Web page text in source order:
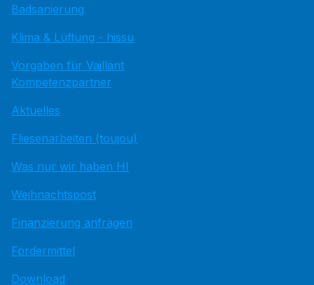
Badsanierung
Klima & Lüftung - hissu
Vorgaben für Vaillant
Kompetenzpartner
Aktuelles
Fliesenarbeiten (toujou)
Was nur wir haben HI
Weihnachtspost
Finanzierung anfragen
Fördermittel
Download